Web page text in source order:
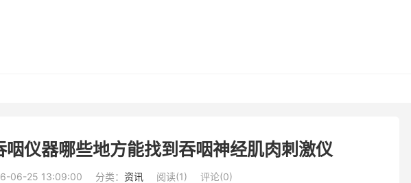
咽仪器哪些地方能找到吞咽神经肌肉刺激仪
06-25 13:09:00 分类： 资讯 阅读(1) 评论(0)